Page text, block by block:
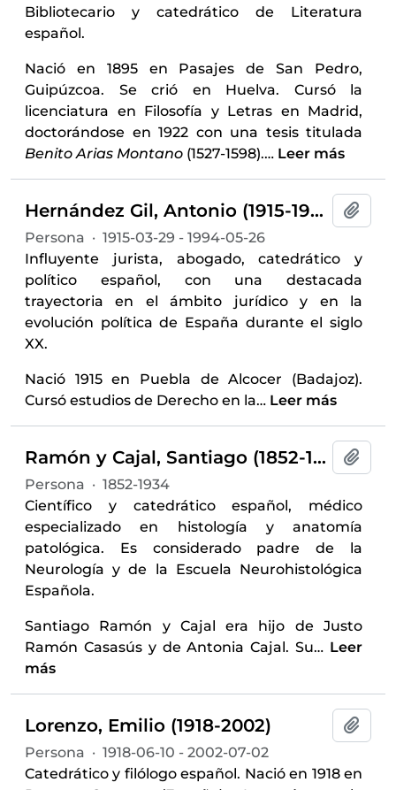
Bibliotecario y catedrático de Literatura
español.
Nació en 1895 en Pasajes de San Pedro,
Guipúzcoa. Se crió en Huelva. Cursó la
licenciatura en Filosofía y Letras en Madrid,
doctorándose en 1922 con una tesis titulada
Benito Arias Montano (1527-1598).… Leer más
Hernández Gil, Antonio (1915-1994)
Persona · 1915-03-29 - 1994-05-26
Influyente jurista, abogado, catedrático y
político español, con una destacada
trayectoria en el ámbito jurídico y en la
evolución política de España durante el siglo
XX.
Nació 1915 en Puebla de Alcocer (Badajoz).
Cursó estudios de Derecho en la… Leer más
Ramón y Cajal, Santiago (1852-1934)
Persona · 1852-1934
Científico y catedrático español, médico
especializado en histología y anatomía
patológica. Es considerado padre de la
Neurología y de la Escuela Neurohistológica
Española.
Santiago Ramón y Cajal era hijo de Justo
Ramón Casasús y de Antonia Cajal. Su… Leer
más
Lorenzo, Emilio (1918-2002)
Persona · 1918-06-10 - 2002-07-02
Catedrático y filólogo español. Nació en 1918 en